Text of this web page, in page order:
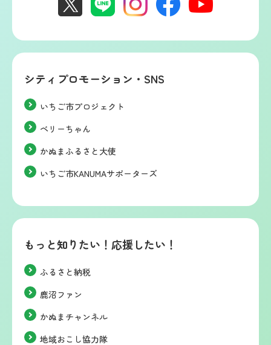
シティプロモーション・SNS
いちご市プロジェクト
ベリーちゃん
かぬまふるさと大使
いちご市KANUMAサポーターズ
もっと知りたい！応援したい！
ふるさと納税
鹿沼ファン
かぬまチャンネル
地域おこし協力隊